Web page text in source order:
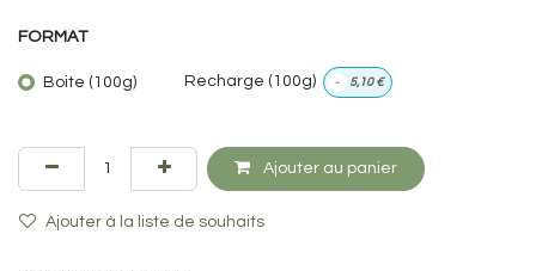
FORMAT
Boite (100g) Recharge (100g) - 5,10€
Ajouter au panier
Ajouter à la liste de souhaits